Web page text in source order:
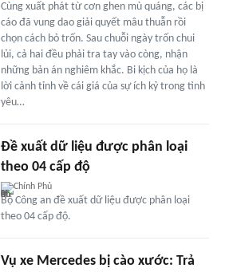
Cùng xuất phát từ cơn ghen mù quáng, các bị
cáo đã vung dao giải quyết mâu thuẫn rồi
chọn cách bỏ trốn. Sau chuỗi ngày trốn chui
lủi, cả hai đều phải tra tay vào còng, nhận
những bản án nghiêm khắc. Bi kịch của họ là
lời cảnh tỉnh về cái giá của sự ích kỷ trong tình
yêu…
Đề xuất dữ liệu được phân loại
theo 04 cấp độ
Chính Phủ
Bộ Công an đề xuất dữ liệu được phân loại
theo 04 cấp độ.
Vụ xe Mercedes bị cào xước: Trả